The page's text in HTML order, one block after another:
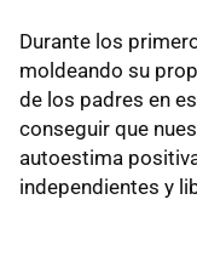
Durante los
moldeando su
de los padres en
conseguir que
autoestima
independientes y